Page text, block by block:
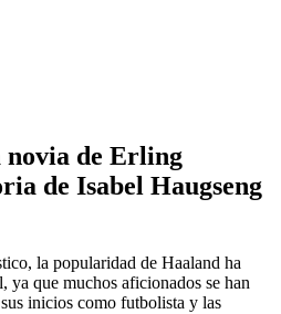
novia de Erling
de Isabel Haugseng
la popularidad de Haaland ha
ya que muchos aficionados se han
inicios como futbolista y las